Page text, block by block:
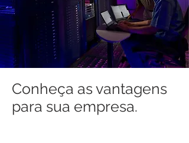
Conheça as vantagens
para sua empresa.